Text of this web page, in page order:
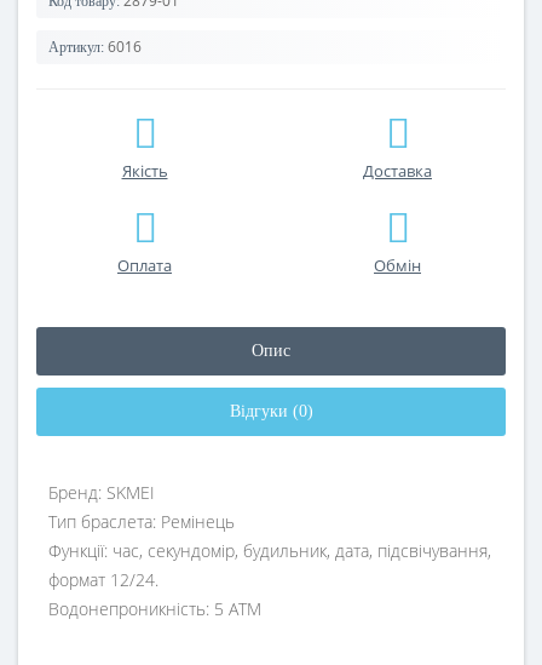
Артикул: 6016
Якість Доставка
Оплата Обмін
Опис
Відгуки (0)
Бренд: SKMEI
Тип браслета: Ремінець
Функції: час, секундомір, будильник, дата, підсвічування,
формат 12/24.
Водонепроникність: 5 ATM